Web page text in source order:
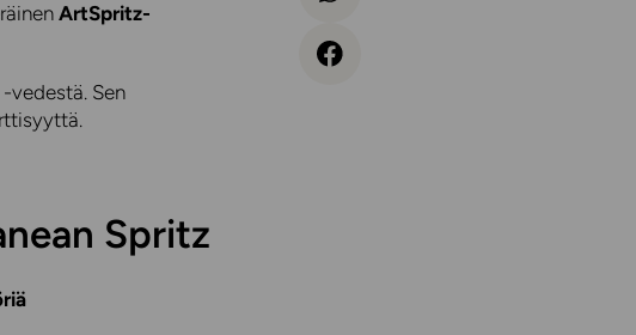
ArtSpritz-
vedestä. Sen
Spritz